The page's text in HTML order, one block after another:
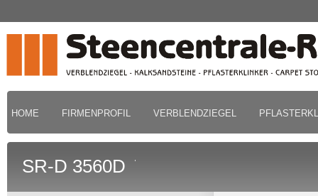
HOME FIRMENPROFIL VERBLENDZIEGEL
SR-D 3560D